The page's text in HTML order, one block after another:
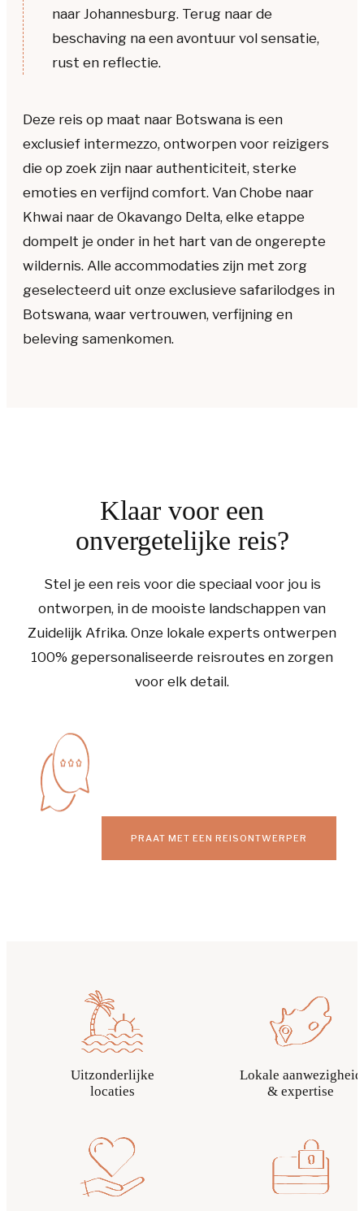
naar Johannesburg. Terug naar de
beschaving na een avontuur vol sensatie,
rust en reflectie.
Deze reis op maat naar Botswana is een
exclusief intermezzo, ontworpen voor reizigers
die op zoek zijn naar authenticiteit, sterke
emoties en verfijnd comfort. Van Chobe naar
Khwai naar de Okavango Delta, elke etappe
dompelt je onder in het hart van de ongerepte
wildernis. Alle accommodaties zijn met zorg
geselecteerd uit onze exclusieve safarilodges in
Botswana, waar vertrouwen, verfijning en
beleving samenkomen.
Klaar voor een
onvergetelijke reis?
Stel je een reis voor die speciaal voor jou is
ontworpen, in de mooiste landschappen van
Zuidelijk Afrika. Onze lokale experts ontwerpen
100% gepersonaliseerde reisroutes en zorgen
voor elk detail.
PRAAT MET EEN REISONTWERPER
Uitzonderlijke
locaties
Lokale aanwezigheid
& expertise